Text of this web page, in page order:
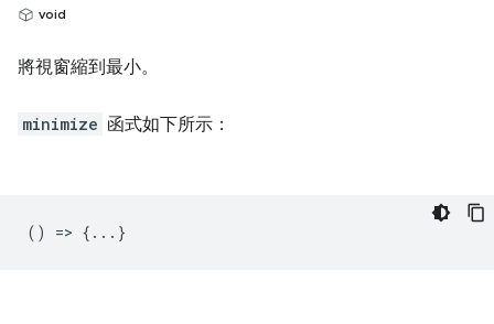
void
將視窗縮到最小。
minimize 函式如下所示：
() => {...}